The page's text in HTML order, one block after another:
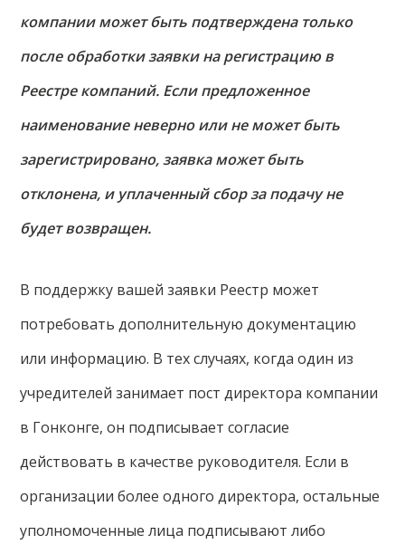
компании может быть подтверждена только
после обработки заявки на регистрацию в
Реестре компаний. Если предложенное
наименование неверно или не может быть
зарегистрировано, заявка может быть
отклонена, и уплаченный сбор за подачу не
будет возвращен.
В поддержку вашей заявки Реестр может
потребовать дополнительную документацию
или информацию. В тех случаях, когда один из
учредителей занимает пост директора компании
в Гонконге, он подписывает согласие
действовать в качестве руководителя. Если в
организации более одного директора, остальные
уполномоченные лица подписывают либо